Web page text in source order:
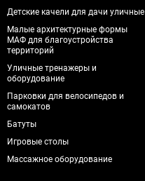
Детские качели для дачи уличные
Малые архитектурные формы
МАФ для благоустройства
территорий
Уличные тренажеры и
оборудование
Парковки для велосипедов и
самокатов
Батуты
Игровые столы
Массажное оборудование